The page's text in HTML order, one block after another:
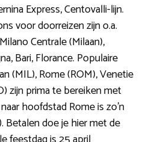
Express, Centovalli-lijn.
voor doorreizen zijn o.a.
Centrale (Milaan),
Bari, Florance. Populaire
(MIL), Rome (ROM), Venetie
zijn prima te bereiken met
hoofdstad Rome is zo’n
Betalen doe je hier met de